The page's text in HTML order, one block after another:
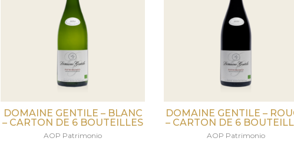
DOMAINE GENTILE – BLANC
– CARTON DE 6 BOUTEILLES
AOP Patrimonio
DOMAINE GENTILE –
– CARTON DE 6
AOP Patrimonio